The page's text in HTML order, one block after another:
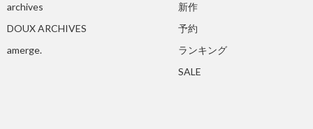
archives
DOUX ARCHIVES
amerge.
新作
予約
ランキング
SALE